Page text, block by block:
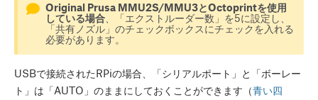
Original Prusa MMU2S/MMU3とOctoprintを使用
している場合、「エクストルーダー数」を5に設定し、
「共有ノズル」のチェックボックスにチェックを入れる
必要があります。
USBで接続されたRPiの場合、「シリアルポート」と「ボーレー
ト」は「AUTO」のままにしておくことができます（青い四